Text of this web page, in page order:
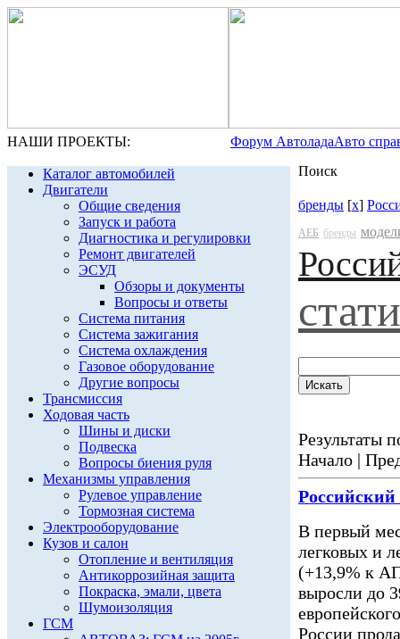
НАШИ ПРОЕКТЫ: Форум АвтоладаАвто
Каталог автомобилей
Двигатели
Общие сведения
Запуск и работа
Диагностика и регулировки
Ремонт двигателей
ЭСУД
Обзоры и документы
Вопросы и ответы
Система питания
Система зажигания
Система охлаждения
Газовое оборудование
Другие вопросы
Трансмиссия
Ходовая часть
Шины и диски
Подвеска
Вопросы биения руля
Механизмы управления
Рулевое управление
Тормозная система
Электрооборудование
Кузов и салон
Отопление и вентиляция
Антикоррозийная защита
Покраска, эмали, цвета
Шумоизоляция
ГСМ
Поиск
бренды [x]
АЕБ бренды
Результаты
Начало |
В первый
легковых и
(+13,9% к
выросли до
России